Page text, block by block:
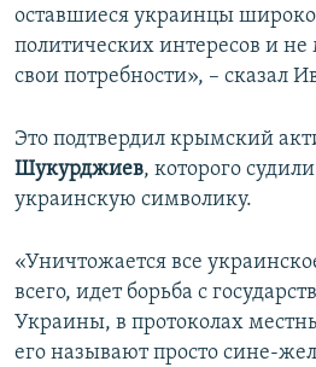
оставшиеся украинцы
политических интересов и не
свои потребности», – сказал
Это подтвердил крымский
Шукурджиев, которого
украинскую символику.
«Уничтожается все
всего, идет борьба с
Украины, в протоколах
его называют просто сине-